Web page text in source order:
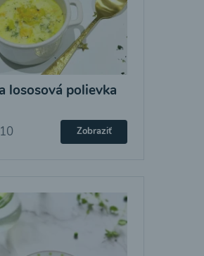
lososová polievka
Zobraziť